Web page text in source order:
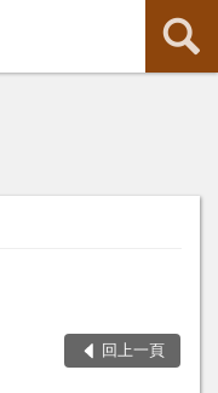
回上一頁